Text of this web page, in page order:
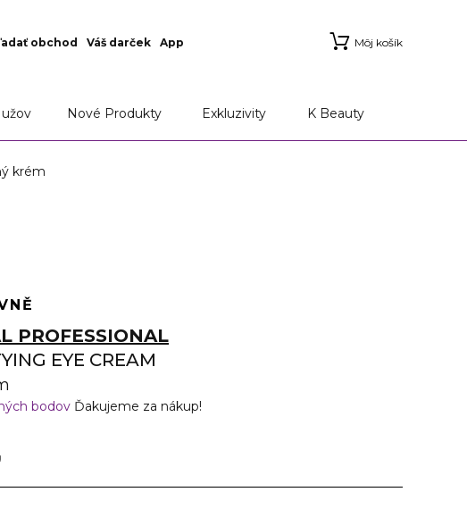
obchod Váš darček App Môj košík
Nové Produkty Exkluzivity K Beauty
krém
PROFESSIONAL
EYE CREAM
bodov Ďakujeme za nákup!